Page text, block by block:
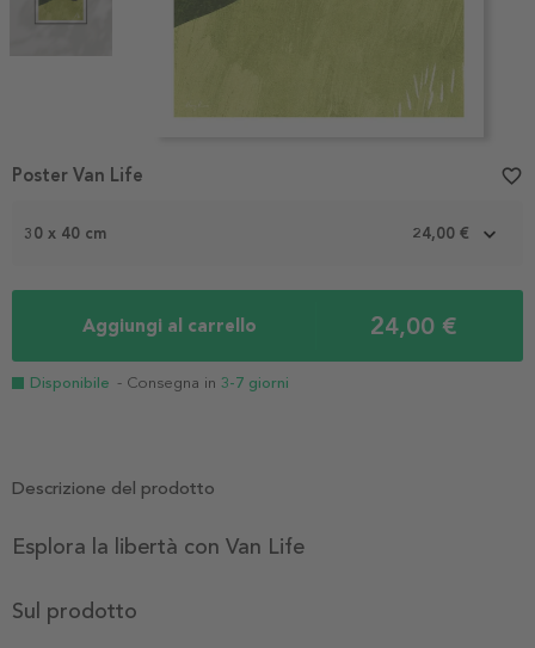
Item
1
30 x 40 cm 24,00 €
Aggiungi al carrello 24,00 €
Disponibile - Consegna in 3-7 giorni
Poster Van Life favorite_border
Descrizione del prodotto
Esplora la libertà con Van Life
Sul prodotto